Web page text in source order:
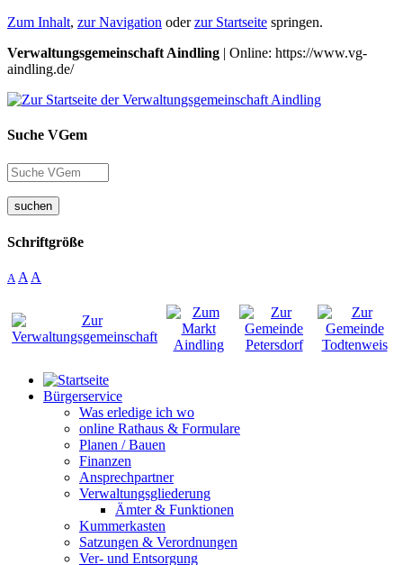
Zum Inhalt, zur Navigation oderzur Startseite springen.
Verwaltungsgemeinschaft Aindling | Online: https://www.vg-
aindling.de/
Suche VGem
suchen
Schriftgröße
A A A
Bürgerservice
Was erledige ich wo
online Rathaus & Formulare
Planen / Bauen
Finanzen
Ansprechpartner
Verwaltungsgliederung
Ämter & Funktionen
Kummerkasten
Satzungen & Verordnungen
Ver- und Entsorgung